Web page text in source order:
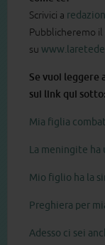
Scrivici a
Pubblicheremo
su
Se vuoi leggere
sui link qui sotto:
Mia figlia
La meningite ha
Mio figlio ha la
Preghiera per
Adesso ci sei